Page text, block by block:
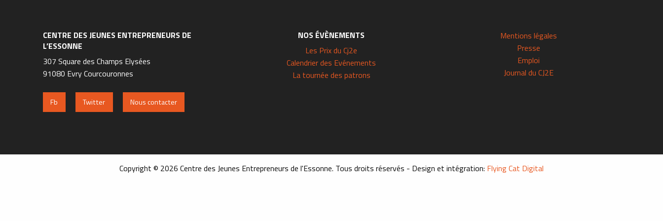
CENTRE DES JEUNES ENTREPRENEURS DE
L’ESSONNE
307 Square des Champs Elysées
91080 Evry Courcouronnes
Fb Twitter Nous contacter
NOS ÉVÈNEMENTS
Les Prix du Cj2e
Calendrier des Evénements
La tournée des patrons
Mentions légales
Presse
Emploi
Journal du CJ2E
Copyright © 2026 Centre des Jeunes Entrepreneurs de l'Essonne. Tous droits réservés - Design et intégration: Flying Cat Digital